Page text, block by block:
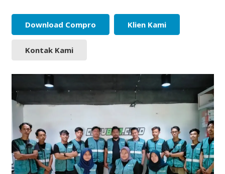
Download Compro Klien Kami
Kontak Kami